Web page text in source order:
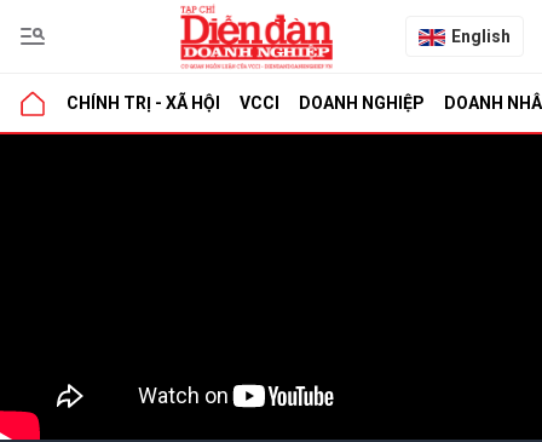
English
CHÍNH TRỊ - XÃ HỘI VCCI DOANH NGHIỆP DOANH